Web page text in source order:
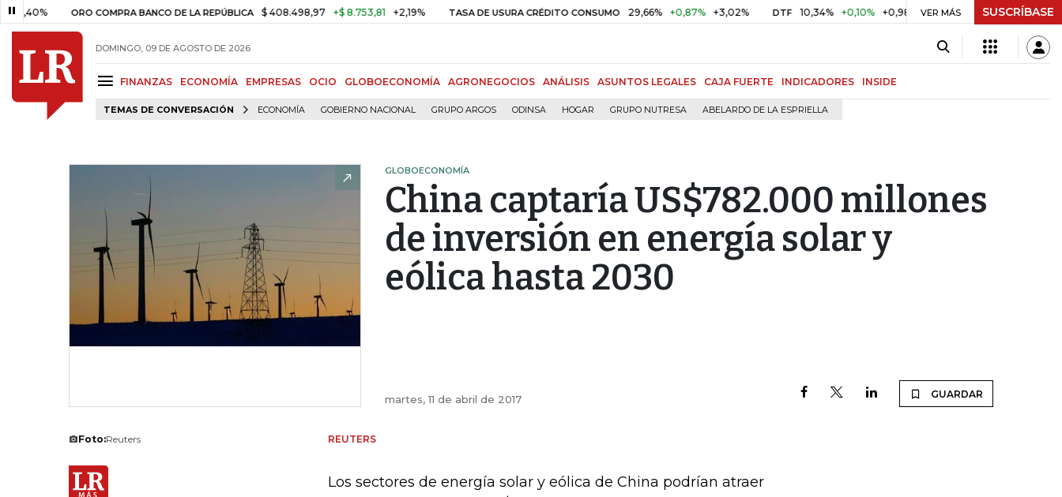
ORO COMPRA BANCO DE LA REPÚBLICA $ 408.498,97 +$ 8.753,81 +2,19% TASA DE USURA CRÉDITO CONSUMO 29,66% +0,87% +3,02% DTF 10,34% +0,10% +0,98% UVR $ 417,01 +$ 0,05 +0,01%
VER MÁS SUSCRÍBASE
DOMINGO, 09 DE AGOSTO DE 2026
FINANZAS ECONOMÍA EMPRESAS OCIO GLOBOECONOMÍA AGRONEGOCIOS ANÁLISIS ASUNTOS LEGALES CAJA FUERTE INDICADORES INSIDE
TEMAS DE CONVERSACIÓN ECONOMÍA GOBIERNO NACIONAL GRUPO ARGOS ODINSA HOGAR GRUPO NUTRESA ABELARDO DE LA ESPRIELLA
GLOBOECONOMÍA
China captaría US$782.000 millones
de inversión en energía solar y
eólica hasta 2030
martes, 11 de abril de 2017 GUARDAR
Foto:Reuters REUTERS
Los sectores de energía solar y eólica de China podrían atraer